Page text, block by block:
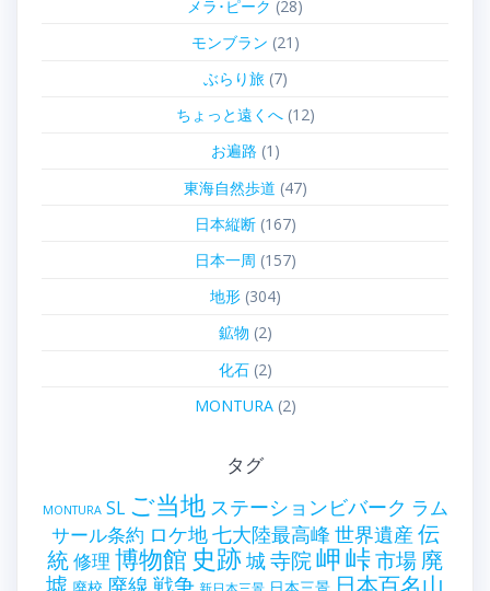
メラ･ピーク (28)
モンブラン (21)
ぶらり旅(7)
ちょっと遠くへ(12)
お遍路 (1)
東海自然歩道 (47)
日本縦断(167)
日本一周 (157)
地形(304)
鉱物 (2)
化石(2)
MONTURA(2)
タグ
MONTURA SL ご当地 ステーションビバーク ラム
サール条約 ロケ地七大陸最高峰 世界遺産 伝
統修理 博物館 史跡城寺院岬峠市場 廃